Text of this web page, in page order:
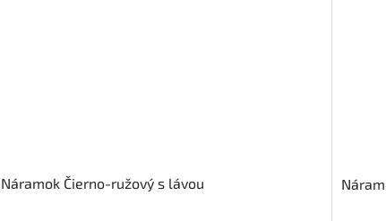
Náramok Čierno-ružový s lávou